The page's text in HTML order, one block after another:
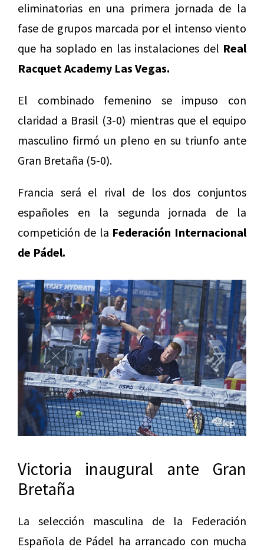
eliminatorias en una primera jornada de la
fase de grupos marcada por el intenso viento
que ha soplado en las instalaciones del Real
Racquet Academy Las Vegas.
El combinado femenino se impuso con
claridad a Brasil (3-0) mientras que el equipo
masculino firmó un pleno en su triunfo ante
Gran Bretaña (5-0).
Francia será el rival de los dos conjuntos
españoles en la segunda jornada de la
competición de la Federación Internacional
de Pádel.
Victoria inaugural ante Gran
Bretaña
La selección masculina de la Federación
Española de Pádel ha arrancado con mucha